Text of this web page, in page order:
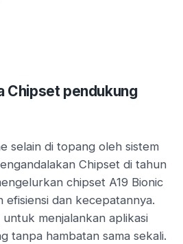
Chipset pendukung
selain di topang oleh sistem
Chipset di tahun
chipset A19 Bionic
efisiensi dan kecepatannya.
menjalankan aplikasi
tanpa hambatan sama sekali.